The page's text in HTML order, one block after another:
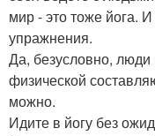
мир - это тоже йога.
упражнения.
Да, безусловно, люди
физической
можно.
Идите в йогу без